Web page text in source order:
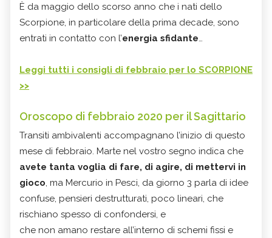
È da maggio dello scorso anno che i nati dello
Scorpione, in particolare della prima decade, sono
entrati in contatto con l’energia sfidante…
Leggi tutti i consigli di febbraio per lo SCORPIONE
>>
Oroscopo di febbraio 2020 per il Sagittario
Transiti ambivalenti accompagnano l’inizio di questo
mese di febbraio. Marte nel vostro segno indica che
avete tanta voglia di fare, di agire, di mettervi in
gioco, ma Mercurio in Pesci, da giorno 3 parla di idee
confuse, pensieri destrutturati, poco lineari, che
rischiano spesso di confondersi, e
che non amano restare all’interno di schemi fissi e